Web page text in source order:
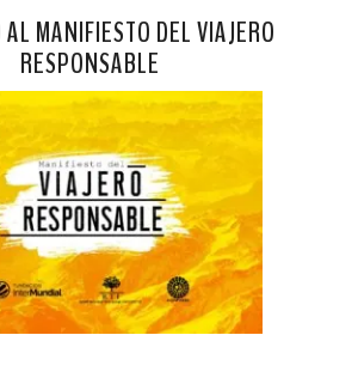
MANIFIESTO DEL VIAJERO
RESPONSABLE